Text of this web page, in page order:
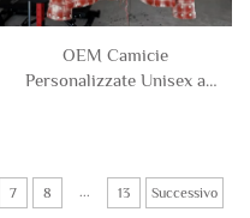
OEM Camicie
Personalizzate Unisex a
per Uomo
7 8 ... 13 Successivo